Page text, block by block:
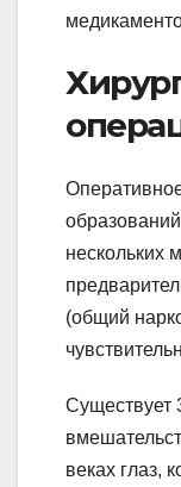
нескольких
(общий
Существует
веках глаз,